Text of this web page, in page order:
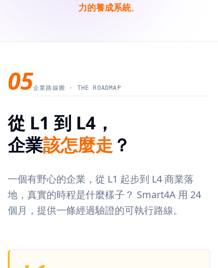
力的養成系統。
05企業路線圖 · THE ROADMAP
從 L1 到 L4，
企業該怎麼走？
一個有野心的企業，從 L1 起步到 L4 商業落
地，真實的時程是什麼樣子？ Smart4A 用 24
個月，提供一條經過驗證的可執行路線。